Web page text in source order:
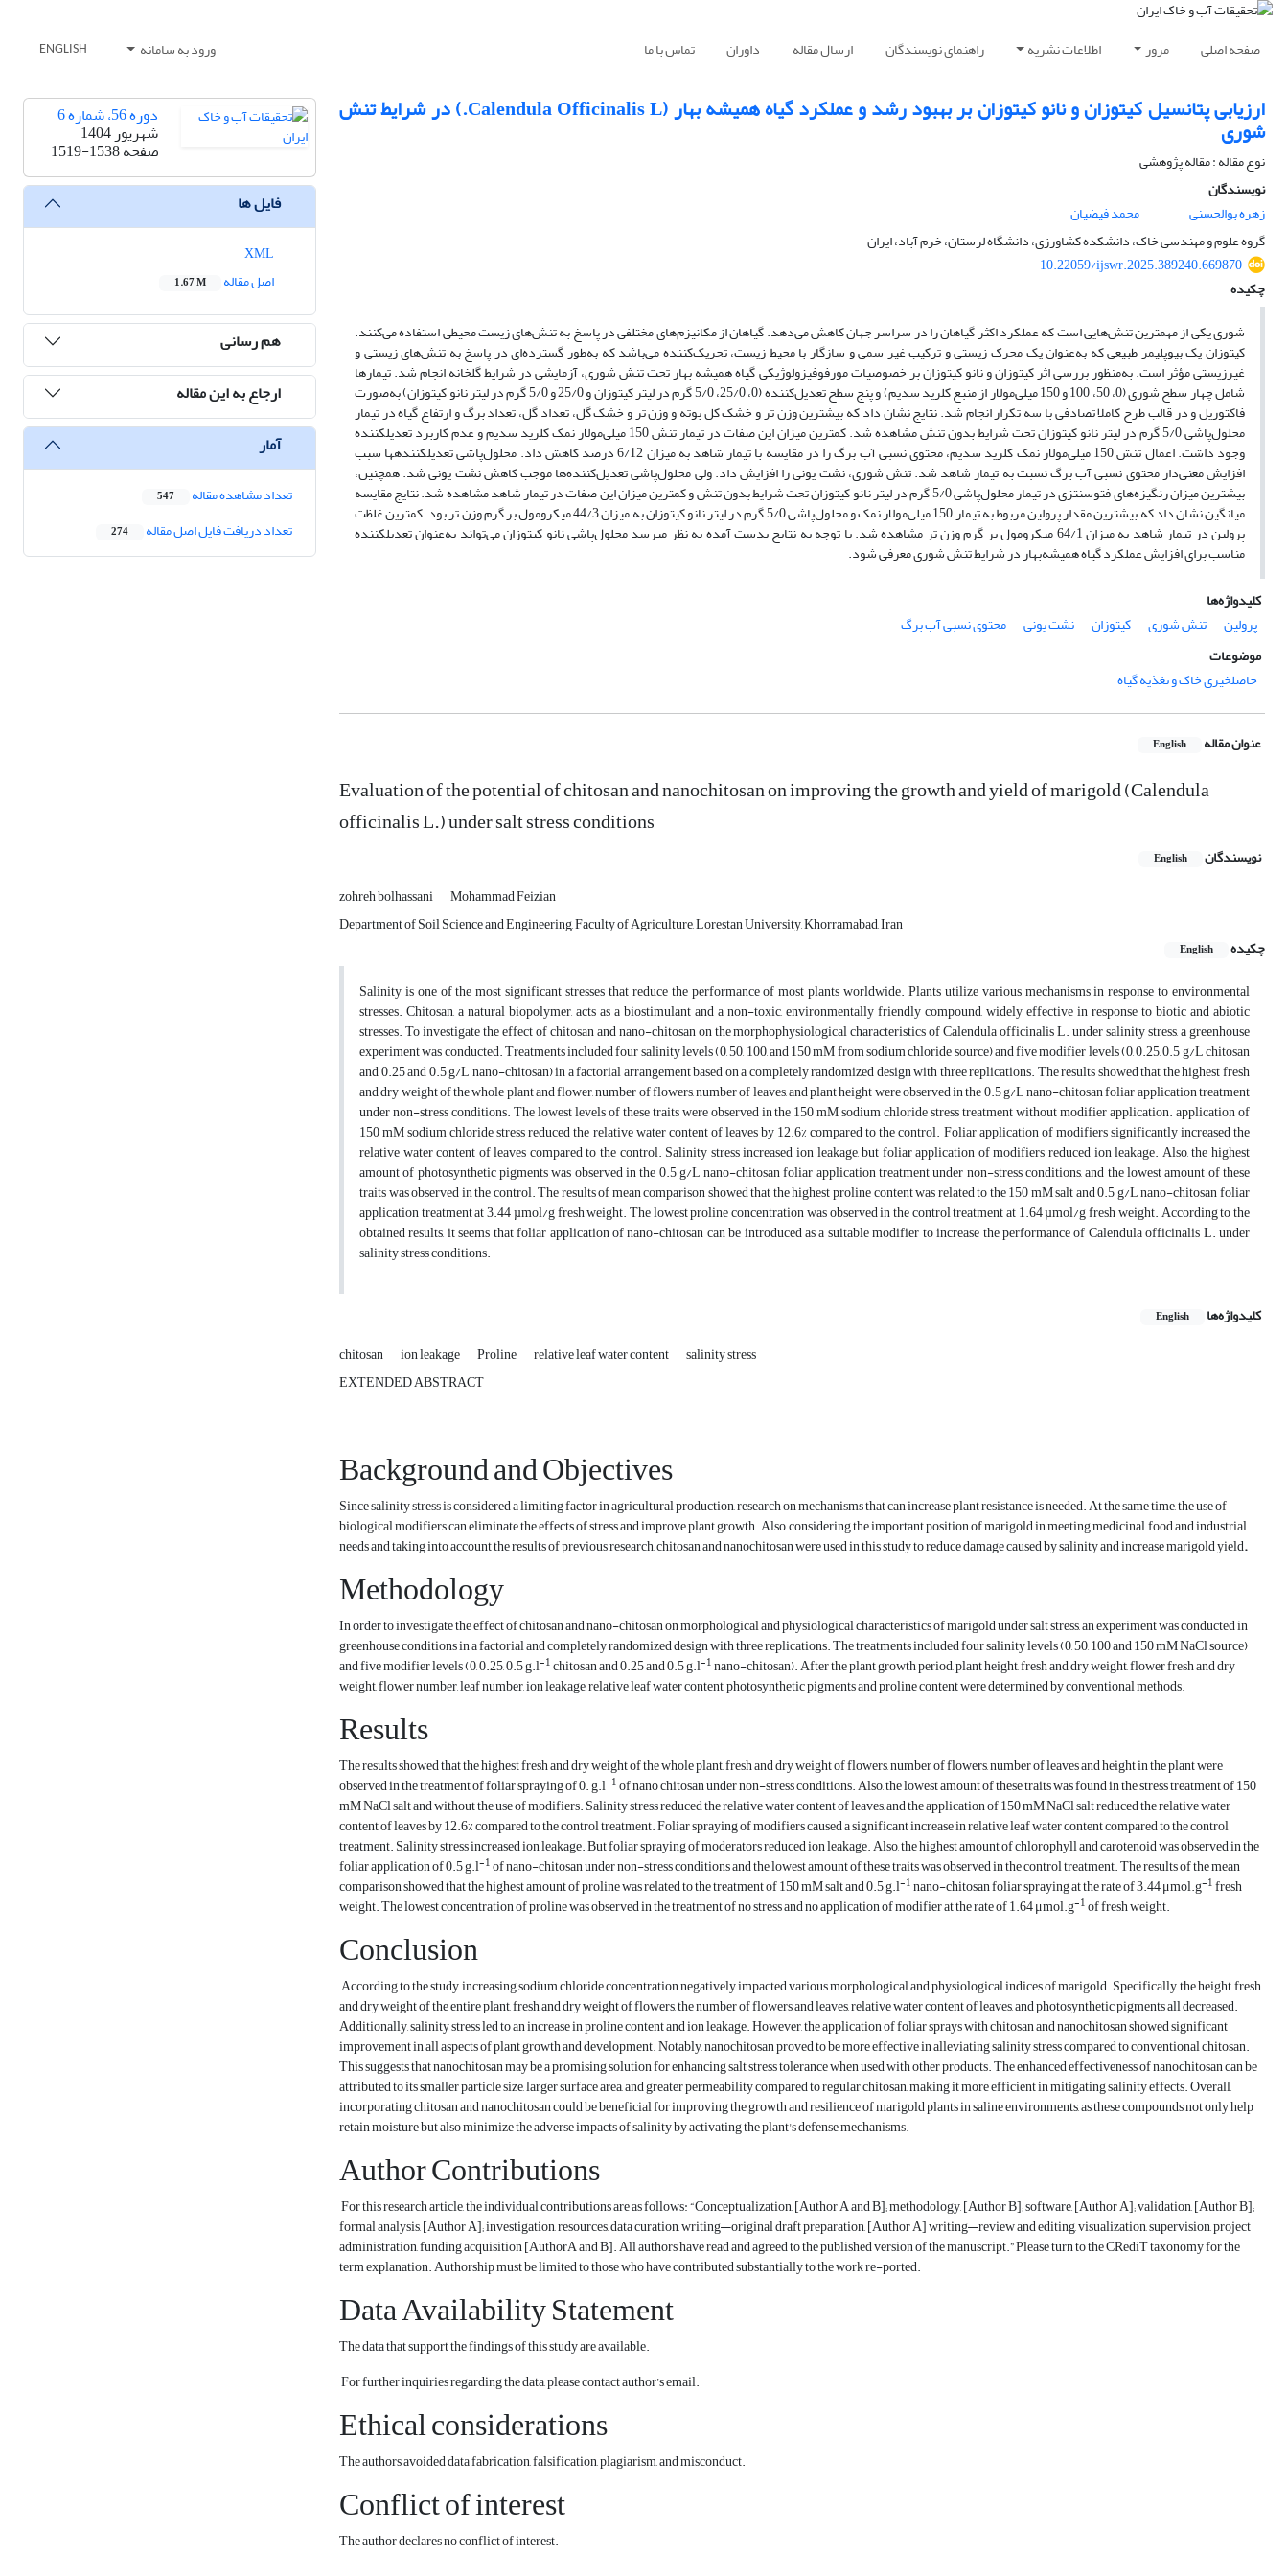
صفحه اصلی مرور اطلاعات نشریه راهنمای نویسندگان ارسال مقاله داوران تماس با ما ورود به سامانه ENGLISH
ارزیابی پتانسیل کیتوزان و نانو کیتوزان بر بهبود رشد و عملکرد گیاه همیشه بهار (Calendula Officinalis L.) در شرایط تنش
شوری
نوع مقاله : مقاله پژوهشی
نویسندگان
زهره بوالحسنی
محمد فیضیان
گروه علوم و مهندسی خاک، دانشکده کشاورزی، دانشگاه لرستان، خرم آباد، ایران
10.22059/ijswr.2025.389240.669870
چکیده
شوری یکی از مهمترین تنش‌هایی است که عملکرد اکثر گیاهان را در سراسر جهان کاهش می‌دهد. گیاهان از مکانیزم‌های مختلفی در پاسخ به تنش‌های زیست محیطی استفاده می‌کنند.
کیتوزان یک بیوپلیمر طبیعی که به‌عنوان یک محرک زیستی و ترکیب غیر سمی و سازگار با محیط زیست، تحریک‌کننده می‌باشد که به‌طور گسترده‌ای در پاسخ به تنش‌های زیستی و
غیر‌زیستی مؤثر است. به‌منظور بررسی اثر کیتوزان و نانو کیتوزان بر خصوصیات مورفوفیزولوژیکی گیاه همیشه بهار تحت تنش شوری، آزمایشی در شرایط گلخانه انجام شد. تیمارها
شامل چهار سطح شوری (0، 50، 100 و 150 میلی‌مولار از منبع کلرید سدیم) و پنج سطح تعدیل‌کننده (0، 25/0، 5/0 گرم در لیتر کیتوزان و 25/0 و 5/0 گرم در لیتر نانو کیتوزان) به‌صورت
فاکتوریل و در قالب طرح کاملا تصادفی با سه تکرار انجام شد. نتایج نشان داد که بیشترین وزن تر و خشک کل بوته و وزن تر ‌و خشک گل، تعداد گل، تعداد برگ و ارتفاع گیاه در تیمار
محلول‌پاشی 5/0 گرم در لیتر نانو کیتوزان تحت شرایط بدون تنش مشاهده شد. کمترین میزان این صفات در تیمار تنش 150 میلی‌مولار نمک کلرید سدیم و عدم کاربرد تعدیل‎کننده
وجود داشت. اعمال تنش 150 میلی‌مولار نمک کلرید سدیم، محتوی نسبی آب برگ را در مقایسه با تیمار شاهد به میزان 6/12 درصد کاهش داد. محلول‌پاشی تعدیل‎کننده‎ها سبب
افزایش معنی‌دار محتوی نسبی آب برگ نسبت به تیمار شاهد شد. تنش شوری، نشت یونی را افزایش داد. ولی محلول‌پاشی تعدیل‌کننده‌ها موجب کاهش نشت یونی شد. همچنین،
بیشترین میزان رنگیزه‌های فتوسنتزی در تیمار محلول‌پاشی 5/0 گرم در لیتر نانو کیتوزان تحت شرایط بدون تنش و کمترین میزان این صفات در تیمار شاهد مشاهده شد. نتایج مقایسه
میانگین نشان داد که بیشترین مقدار پرولین مربوط به تیمار 150 میلی‌مولار نمک و محلول‌پاشی 5/0 گرم در لیتر نانو کیتوزان به میزان 44/3 میکرومول بر گرم وزن تر بود. کمترین غلظت
پرولین در تیمار شاهد به میزان 64/1 میکرومول بر گرم وزن تر مشاهده شد. با توجه به نتایج بدست آمده به نظر می‎رسد محلول‌پاشی نانو کیتوزان می‌تواند به‌عنوان تعدیل‎کننده
مناسب برای افزایش عملکرد گیاه همیشه‌بهار در شرایط تنش شوری معرفی شود.
کلیدواژه‌ها
پرولین
تنش شوری کیتوزان نشت یونی
محتوی نسبی آب برگ
موضوعات
حاصلخیزی خاک و تغذیه گیاه
عنوان مقاله English
Evaluation of the potential of chitosan and nanochitosan on improving the growth and yield of marigold (Calendula
officinalis L.) under salt stress conditions
نویسندگان English
zohreh bolhassani
Mohammad Feizian
Department of Soil Science and Engineering, Faculty of Agriculture, Lorestan University, Khorramabad, Iran
چکیده
English
Salinity is one of the most significant stresses that reduce the performance of most plants worldwide. Plants utilize various mechanisms in response to environmental
stresses. Chitosan, a natural biopolymer, acts as a biostimulant and a non-toxic, environmentally friendly compound, widely effective in response to biotic and abiotic
stresses. To investigate the effect of chitosan and nano-chitosan on the morphophysiological characteristics of Calendula officinalis L. under salinity stress, a greenhouse
experiment was conducted. Treatments included four salinity levels (0, 50, 100, and 150 mM from sodium chloride source) and five modifier levels (0, 0.25, 0.5 g/L chitosan
and 0.25 and 0.5 g/L nano-chitosan) in a factorial arrangement based on a completely randomized design with three replications. The results showed that the highest fresh
and dry weight of the whole plant and flower, number of flowers, number of leaves, and plant height were observed in the 0.5 g/L nano-chitosan foliar application treatment
under non-stress conditions. The lowest levels of these traits were observed in the 150 mM sodium chloride stress treatment without modifier application. application of
150 mM sodium chloride stress reduced the relative water content of leaves by 12.6% compared to the control. Foliar application of modifiers significantly increased the
relative water content of leaves compared to the control. Salinity stress increased ion leakage, but foliar application of modifiers reduced ion leakage. Also, the highest
amount of photosynthetic pigments was observed in the 0.5 g/L nano-chitosan foliar application treatment under non-stress conditions, and the lowest amount of these
traits was observed in the control. The results of mean comparison showed that the highest proline content was related to the 150 mM salt and 0.5 g/L nano-chitosan foliar
application treatment at 3.44 µmol/g fresh weight. The lowest proline concentration was observed in the control treatment at 1.64 µmol/g fresh weight. According to the
obtained results, it seems that foliar application of nano-chitosan can be introduced as a suitable modifier to increase the performance of Calendula officinalis L. under
salinity stress conditions.
کلیدواژه‌ها English
chitosan ion leakage Proline relative leaf water content
salinity stress
EXTENDED ABSTRACT
Background and Objectives
Since salinity stress is considered a limiting factor in agricultural production, research on mechanisms that can increase plant resistance is needed. At the same time, the use of
biological modifiers can eliminate the effects of stress and improve plant growth. Also, considering the important position of marigold in meeting medicinal, food and industrial
needs and taking into account the results of previous research, chitosan and nanochitosan were used in this study to reduce damage caused by salinity and increase marigold yield.
Methodology
In order to investigate the effect of chitosan and nano-chitosan on morphological and physiological characteristics of marigold under salt stress, an experiment was conducted in
greenhouse conditions in a factorial and completely randomized design with three replications. The treatments included four salinity levels (0, 50, 100 and 150 mM NaCl source)
and five modifier levels (0, 0.25, 0.5 g.l-1chitosan and 0.25 and 0.5 g.l-1nano-chitosan). After the plant growth period, plant height, fresh and dry weight, flower fresh and dry
weight, flower number, leaf number, ion leakage, relative leaf water content, photosynthetic pigments and proline content were determined by conventional methods.
Results
The results showed that the highest fresh and dry weight of the whole plant, fresh and dry weight of flowers, number of flowers, number of leaves and height in the plant were
observed in the treatment of foliar spraying of 0. g.l-1of nano chitosan under non-stress conditions. Also, the lowest amount of these traits was found in the stress treatment of 150
mM NaCl salt and without the use of modifiers. Salinity stress reduced the relative water content of leaves, and the application of 150 mM NaCl salt reduced the relative water
content of leaves by 12.6% compared to the control treatment. Foliar spraying of modifiers caused a significant increase in relative leaf water content compared to the control
treatment. Salinity stress increased ion leakage. But foliar spraying of moderators reduced ion leakage. Also, the highest amount of chlorophyll and carotenoid was observed in the
foliar application of 0.5 g.l-1of nano-chitosan under non-stress conditions and the lowest amount of these traits was observed in the control treatment. The results of the mean
comparison showed that the highest amount of proline was related to the treatment of 150 mM salt and 0.5 g.l-1nano-chitosan foliar spraying at the rate of 3.44 μmol.g-1fresh
weight. The lowest concentration of proline was observed in the treatment of no stress and no application of modifier at the rate of 1.64 μmol.g-1of fresh weight.
Conclusion
According to the study, increasing sodium chloride concentration negatively impacted various morphological and physiological indices of marigold. Specifically, the height, fresh
and dry weight of the entire plant, fresh and dry weight of flowers, the number of flowers and leaves, relative water content of leaves, and photosynthetic pigments all decreased.
Additionally, salinity stress led to an increase in proline content and ion leakage. However, the application of foliar sprays with chitosan and nanochitosan showed significant
improvement in all aspects of plant growth and development. Notably, nanochitosan proved to be more effective in alleviating salinity stress compared to conventional chitosan.
This suggests that nanochitosan may be a promising solution for enhancing salt stress tolerance when used with other products. The enhanced effectiveness of nanochitosan can be
attributed to its smaller particle size, larger surface area, and greater permeability compared to regular chitosan, making it more efficient in mitigating salinity effects. Overall,
incorporating chitosan and nanochitosan could be beneficial for improving the growth and resilience of marigold plants in saline environments, as these compounds not only help
retain moisture but also minimize the adverse impacts of salinity by activating the plant's defense mechanisms.
Author Contributions
For this research article, the individual contributions are as follows: “Conceptualization, [Author A and B]; methodology, [Author B]; software, [Author A]; validation, [Author B];
formal analysis, [Author A]; investigation, resources, data curation, writing—original draft preparation, [Author A] writing—review and editing, visualization, supervision, project
administration, funding acquisition [AuthorA and B]. All authors have read and agreed to the published version of the manuscript.” Please turn to the CRediT taxonomy for the
term explanation. Authorship must be limited to those who have contributed substantially to the work re-ported.
Data Availability Statement
The data that support the findings of this study are available.
For further inquiries regarding the data, please contact author’s email.
Ethical considerations
The authors avoided data fabrication, falsification, plagiarism, and misconduct.
Conflict of interest
The author declares no conflict of interest.
دوره 56، شماره 6
شهریور 1404
صفحه1519-1538
فایل ها
اصل مقاله
1.67 M
هم رسانی
ارجاع به این مقاله
آمار
تعداد مشاهده مقاله 547
تعداد دریافت فایل اصل مقاله 274